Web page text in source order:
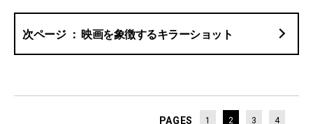
映画を象徴するキラーショット
PAGES 1 2 3 4